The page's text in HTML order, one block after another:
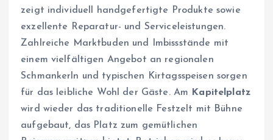
zeigt individuell handgefertigte Produkte sowie
exzellente Reparatur- und Serviceleistungen.
Zahlreiche Marktbuden und Imbissstände mit
einem vielfältigen Angebot an regionalen
Schmankerln und typischen Kirtagsspeisen sorgen
für das leibliche Wohl der Gäste. Am Kapitelplatz
wird wieder das traditionelle Festzelt mit Bühne
aufgebaut, das Platz zum gemütlichen